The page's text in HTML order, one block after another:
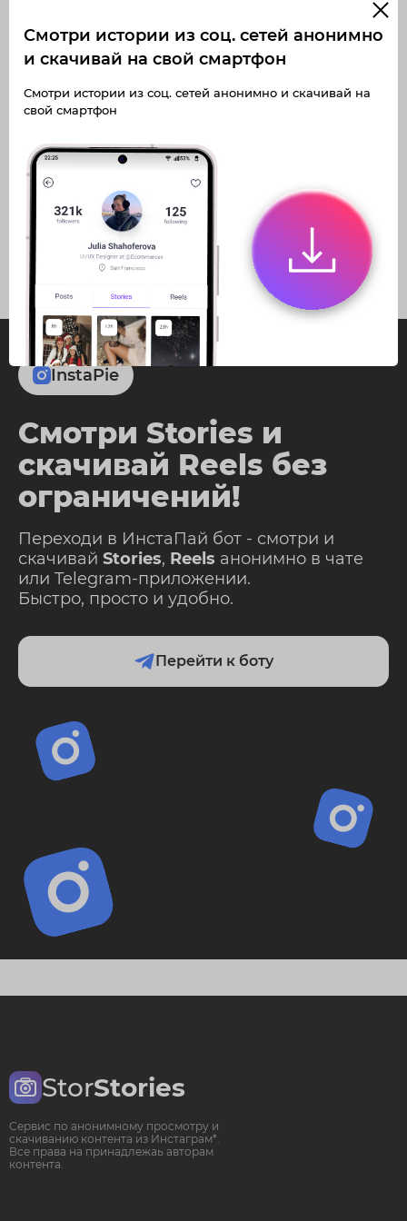
Получите доступ к архивным
публикациям a.evseeva_
историям a.evseeva_
Не отвлекайтесь на рекламу
историям a.evseeva_
InstaPie
Смотри Stories и
скачивай Reels без
ограничений!
Переходи в ИнстаПай бот - смотри и
скачивай Stories, Reels анонимно в чате
или Telegram-приложении.
Быстро, просто и удобно.
Перейти к боту
StorStories
Сервис по анонимному просмотру и
скачиванию контента из Инстаграм*.
Все права на принадлежаь авторам
контента.
Смотри истории из соц. сетей анонимно
и скачивай на свой смартфон
Смотри истории из соц. сетей анонимно и скачивай на
свой смартфон